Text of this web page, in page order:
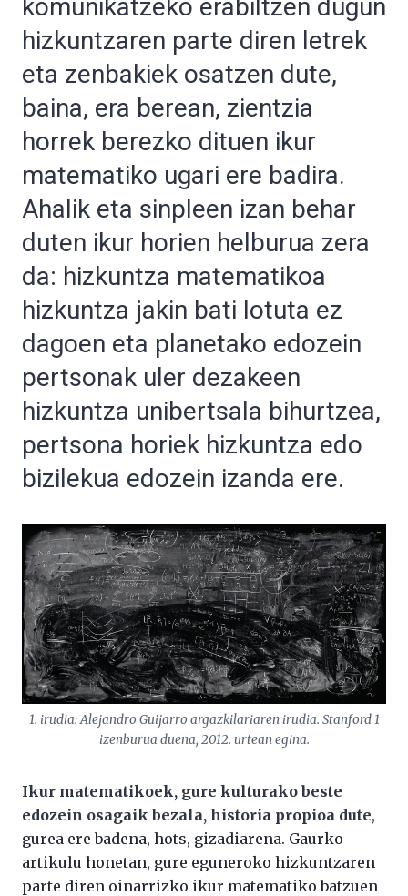
komunikatzeko erabiltzen dugun
hizkuntzaren parte diren letrek
eta zenbakiek osatzen dute,
baina, era berean, zientzia
horrek berezko dituen ikur
matematiko ugari ere badira.
Ahalik eta sinpleen izan behar
duten ikur horien helburua zera
da: hizkuntza matematikoa
hizkuntza jakin bati lotuta ez
dagoen eta planetako edozein
pertsonak uler dezakeen
hizkuntza unibertsala bihurtzea,
pertsona horiek hizkuntza edo
bizilekua edozein izanda ere.
1. irudia: Alejandro Guijarro argazkilariaren irudia. Stanford 1
izenburua duena, 2012. urtean egina.
Ikur matematikoek, gure kulturako beste
edozein osagaik bezala, historia propioa dute,
gurea ere badena, hots, gizadiarena. Gaurko
artikulu honetan, gure eguneroko hizkuntzaren
parte diren oinarrizko ikur matematiko batzuen